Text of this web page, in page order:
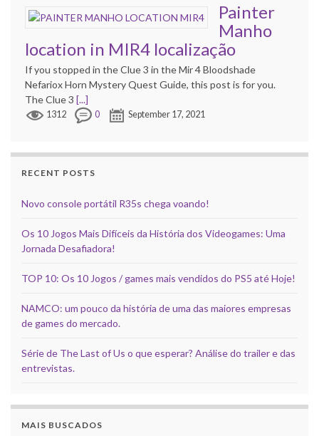
Painter
Manho
location in MIR4 localização
If you stopped in the Clue 3 in the Mir 4 Bloodshade
Nefariox Horn Mystery Quest Guide, this post is for you.
The Clue 3 [...]
1312 0 September 17, 2021
RECENT POSTS
Novo console portátil R35s chega voando!
Os 10 Jogos Mais Difíceis da História dos Videogames: Uma
Jornada Desafiadora!
TOP 10: Os 10 Jogos / games mais vendidos do PS5 até Hoje!
NAMCO: um pouco da história de uma das maiores empresas
de games do mercado.
Série de The Last of Us o que esperar? Análise do trailer e das
entrevistas.
MAIS BUSCADOS